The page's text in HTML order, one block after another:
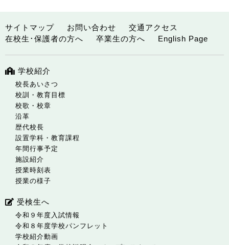
サイトマップ お問い合わせ
交通アクセス
在校生･保護者の方へ
卒業生の方へ English Page
学校紹介
校長あいさつ
校訓・教育目標
校歌・校章
沿革
歴代校長
設置学科・教育課程
年間行事予定
施設紹介
授業時刻表
授業の様子
受検生へ
令和９年度入試情報
令和８年度学校パンフレット
学校紹介動画